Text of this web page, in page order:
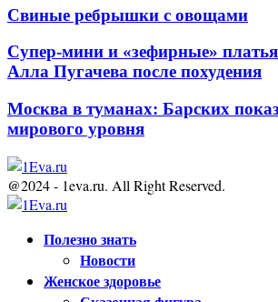
Свиные ребрышки с овощами
Супер-мини и «зефирные»
Алла Пугачева после похудения
Москва в туманах: Барских
мирового уровня
@2024 - 1eva.ru. All Right Reserved.
Полезно знать
Новости
Женское здоровье